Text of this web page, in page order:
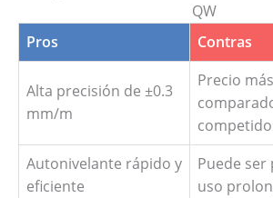
QW
Pros
Contras
Alta precisión de ±0.3
mm/m
Precio
Autonivelante rápido y
eficiente
Puede ser
uso